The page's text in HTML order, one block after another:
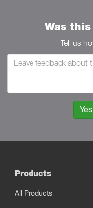
Was
Tell us
Yes
Products
All Products